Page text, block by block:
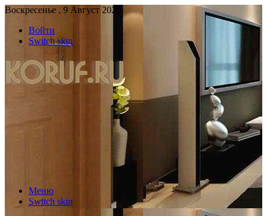
Воскресенье , 9 Август 2026
Войти
Switch skin
Меню
Switch skin